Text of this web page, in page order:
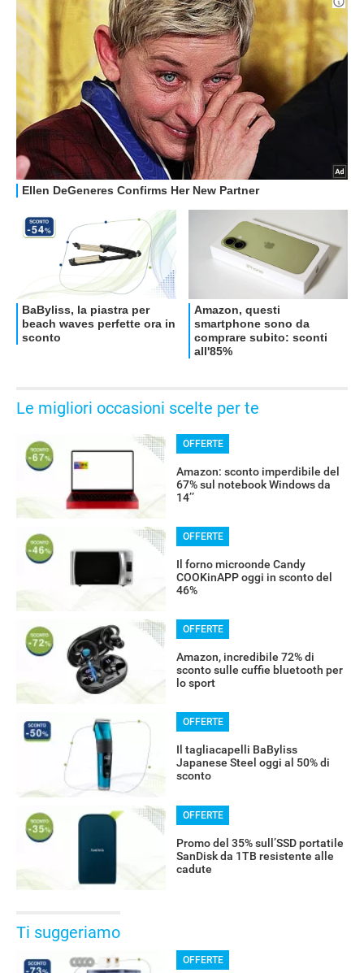
OFFERTE
Le migliori occasioni scelte per te
OFFERTE
Amazon: sconto imperdibile del
67% sul notebook Windows da
14’’
OFFERTE
Il forno microonde Candy
COOKinAPP oggi in sconto del
46%
OFFERTE
Amazon, incredibile 72% di
sconto sulle cuffie bluetooth per
lo sport
OFFERTE
Il tagliacapelli BaByliss
Japanese Steel oggi al 50% di
sconto
OFFERTE
Promo del 35% sull’SSD portatile
SanDisk da 1TB resistente alle
cadute
Ti suggeriamo
OFFERTE